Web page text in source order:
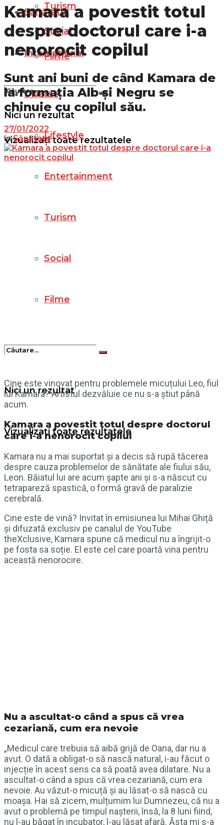
Turism
Social
Filme
Nici un rezultat
Vizualizați toate rezultatele
Sănătate
Internațional
Diverse
Lifestyle
Entertainment
Turism
Social
Filme
Nici un rezultat
Vizualizați toate rezultatele
Kamara a povestit totul
despre doctorul care i-a
nenorocit copilul
Sunt ani buni de când Kamara de
la formația Alb și Negru se
chinuie cu copilul său.
27/01/2022
in Sănătate
Cine este vinovat pentru problemele micuțului Leo, fiul
lui Kamara? Artistul dezvăluie ce nu s-a știut până
acum.
Kamara a povestit totul despre doctorul
care i-a nenorocit copilul
Kamara nu a mai suportat și a decis să rupă tăcerea
despre cauza problemelor de sănătate ale fiului său,
Leon. Băiatul lui are acum șapte ani și s-a născut cu
tetrapareză spastică, o formă gravă de paralizie
cerebrală.
Cine este de vină? Invitat în emisiunea lui Mihai Ghiță
și difuzată exclusiv pe canalul de YouTube
theXclusive, Kamara spune că medicul nu a îngrijit-o
pe fosta sa soție. El este cel care poartă vina pentru
această nenorocire.
Nu a ascultat-o când a spus că vrea
cezariană, cum era nevoie
„Medicul care trebuia să aibă grijă de Oana, dar nu a
avut. O dată a obligat-o să nască natural, i-au făcut o
injecție în acest sens ca să poată avea dilatare. Nu a
ascultat-o când a spus că vrea cezariană, cum era
nevoie. Au văzut-o micuță și au lăsat-o să nască cu
moașa. Hai să zicem, mulțumim lui Dumnezeu, că nu a
avut o problemă pe timpul nașterii, însă, la 8 luni fiind,
nu l-au băgat în incubator, l-au lăsat afară. Ăsta mi s-a